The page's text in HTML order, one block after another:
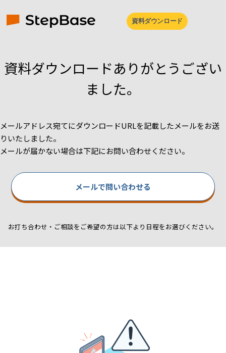
資料ダウンロード
資料ダウンロードありがとうござい
ました。
メールアドレス宛てにダウンロードURLを記載したメールをお送
りいたしました。
メールが届かない場合は下記にお問い合わせください。
メールで問い合わせる
お打ち合わせ・ご相談をご希望の方は以下より日程をお選びください。